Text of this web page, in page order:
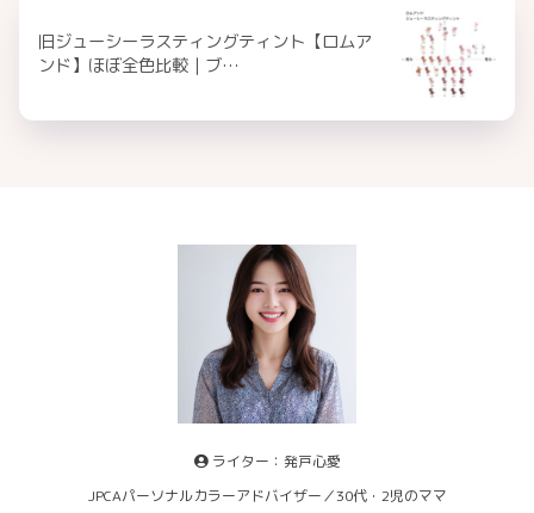
旧ジューシーラスティングティント【ロムア
ンド】ほぼ全色比較｜ブ…
ライター：発戸心愛
JPCAパーソナルカラーアドバイザー／30代・2児のママ